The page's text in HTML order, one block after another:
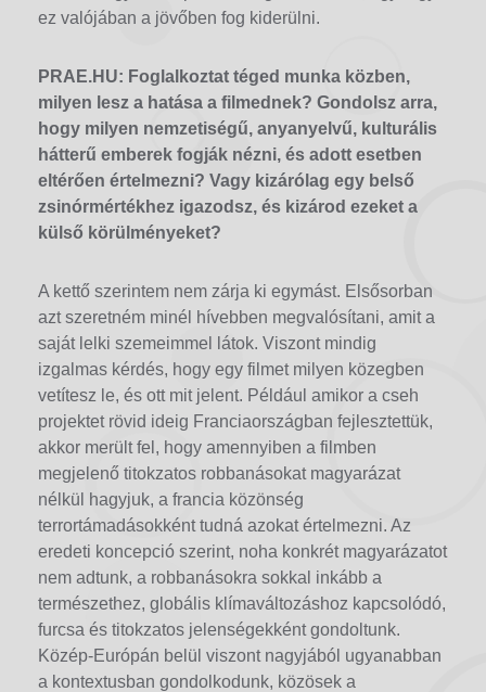
ez valójában a jövőben fog kiderülni.
PRAE.HU: Foglalkoztat téged munka közben,
milyen lesz a hatása a filmednek? Gondolsz arra,
hogy milyen nemzetiségű, anyanyelvű, kulturális
hátterű emberek fogják nézni, és adott esetben
eltérően értelmezni? Vagy kizárólag egy belső
zsinórmértékhez igazodsz, és kizárod ezeket a
külső körülményeket?
A kettő szerintem nem zárja ki egymást. Elsősorban
azt szeretném minél hívebben megvalósítani, amit a
saját lelki szemeimmel látok. Viszont mindig
izgalmas kérdés, hogy egy filmet milyen közegben
vetítesz le, és ott mit jelent. Például amikor a cseh
projektet rövid ideig Franciaországban fejlesztettük,
akkor merült fel, hogy amennyiben a filmben
megjelenő titokzatos robbanásokat magyarázat
nélkül hagyjuk, a francia közönség
terrortámadásokként tudná azokat értelmezni. Az
eredeti koncepció szerint, noha konkrét magyarázatot
nem adtunk, a robbanásokra sokkal inkább a
természethez, globális klímaváltozáshoz kapcsolódó,
furcsa és titokzatos jelenségekként gondoltunk.
Közép-Európán belül viszont nagyjából ugyanabban
a kontextusban gondolkodunk, közösek a